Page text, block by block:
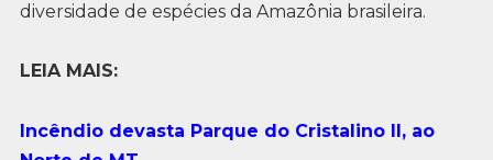
diversidade de espécies da Amazônia brasileira.
LEIA MAIS:
Incêndio devasta Parque do Cristalino II, ao